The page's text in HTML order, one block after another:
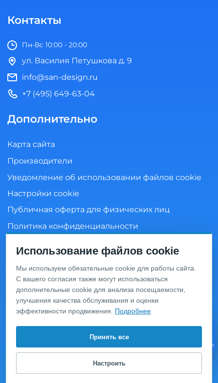
консультация
Контакты
Пн-Вс 10:00 - 20:00
ул. Василия Петушкова д. 9
info@san-design.ru
+7 (495) 649-63-04
Дополнительно
Карта сайта
Производители
Уведомление об использовании файлов cookie
Настройки cookie
Публичная оферта для физических лиц
Политика конфиденциальности
Информация о ценах и товарах на данном сайте носит
информационный характер и не является публичной
офертой, определяемой положениями Статьи 437 ГК
РФ. Перед оформлением заказа уточняйте актуальную
цену у менеджера по телефону.
© 2020 Интернет-магазин сантехники «San-Design»,
Москва, ул. Василия Петушкова д. 9, тел.:
63-04.
Использование файлов cookie
Мы используем обязательные cookie для работы сайта.
С вашего согласия также могут использоваться
дополнительные cookie для анализа посещаемости,
улучшения качества обслуживания и оценки
эффективности продвижения. Подробнее
Принять все
Настроить